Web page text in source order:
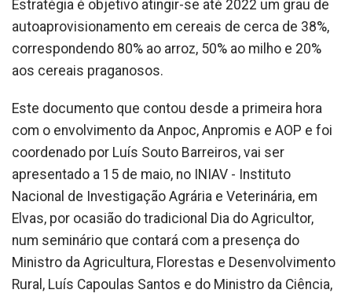
Estratégia é objetivo atingir-se até 2022 um grau de
autoaprovisionamento em cereais de cerca de 38%,
correspondendo 80% ao arroz, 50% ao milho e 20%
aos cereais praganosos.
Este documento que contou desde a primeira hora
com o envolvimento da Anpoc, Anpromis e AOP e foi
coordenado por Luís Souto Barreiros, vai ser
apresentado a 15 de maio, no INIAV - Instituto
Nacional de Investigação Agrária e Veterinária, em
Elvas, por ocasião do tradicional Dia do Agricultor,
num seminário que contará com a presença do
Ministro da Agricultura, Florestas e Desenvolvimento
Rural, Luís Capoulas Santos e do Ministro da Ciência,